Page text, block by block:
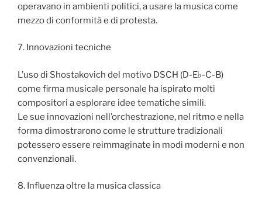
operavano in ambienti politici, a usare la musica come
mezzo di conformità e di protesta.
7. Innovazioni tecniche
L’uso di Shostakovich del motivo DSCH (D-E♭-C-B)
come firma musicale personale ha ispirato molti
compositori a esplorare idee tematiche simili.
Le sue innovazioni nell’orchestrazione, nel ritmo e nella
forma dimostrarono come le strutture tradizionali
potessero essere reimmaginate in modi moderni e non
convenzionali.
8. Influenza oltre la musica classica